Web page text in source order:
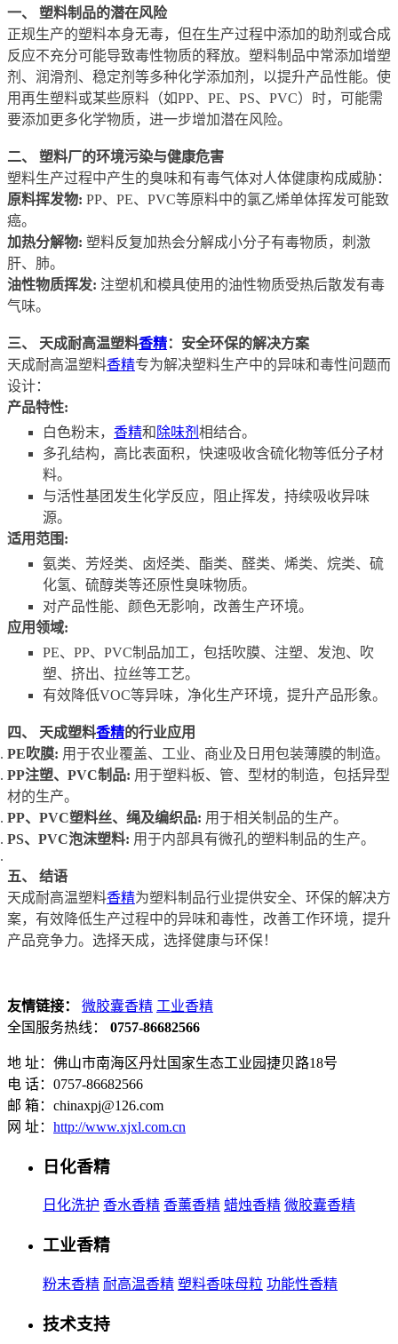
一、 塑料制品的潜在风险
正规生产的塑料本身无毒，但在生产过程中添加的助剂或合成
反应不充分可能导致毒性物质的释放。塑料制品中常添加增塑
剂、润滑剂、稳定剂等多种化学添加剂，以提升产品性能。使
用再生塑料或某些原料（如PP、PE、PS、PVC）时，可能需
要添加更多化学物质，进一步增加潜在风险。
二、 塑料厂的环境污染与健康危害
塑料生产过程中产生的臭味和有毒气体对人体健康构成威胁：
原料挥发物: PP、PE、PVC等原料中的氯乙烯单体挥发可能致
癌。
加热分解物: 塑料反复加热会分解成小分子有毒物质，刺激
肝、肺。
油性物质挥发: 注塑机和模具使用的油性物质受热后散发有毒
气味。
三、 天成耐高温塑料香精：安全环保的解决方案
天成耐高温塑料香精专为解决塑料生产中的异味和毒性问题而
设计：
产品特性:
白色粉末， 香精和 除味剂 相结合。
多孔结构，高比表面积，快速吸收含硫化物等低分子材
料。
与活性基团发生化学反应，阻止挥发，持续吸收异味
源。
适用范围:
氨类、芳烃类、卤烃类、酯类、醛类、烯类、烷类、硫
化氢、硫醇类等还原性臭味物质。
对产品性能、颜色无影响，改善生产环境。
应用领域:
PE、PP、PVC制品加工，包括吹膜、注塑、发泡、吹
塑、挤出、拉丝等工艺。
有效降低VOC等异味，净化生产环境，提升产品形象。
四、 天成塑料香精的行业应用
PE吹膜: 用于农业覆盖、工业、商业及日用包装薄膜的制造。
PP注塑、PVC制品: 用于塑料板、管、型材的制造，包括异型
材的生产。
PP、PVC塑料丝、绳及编织品: 用于相关制品的生产。
PS、PVC泡沫塑料: 用于内部具有微孔的塑料制品的生产。
五、 结语
天成耐高温塑料香精为塑料制品行业提供安全、环保的解决方
案，有效降低生产过程中的异味和毒性，改善工作环境，提升
产品竞争力。选择天成，选择健康与环保！
友情链接： 微胶囊香精 工业香精
全国服务热线： 0757-86682566
地 址：佛山市南海区丹灶国家生态工业园捷贝路18号
电 话：0757-86682566
邮 箱：chinaxpj@126.com
网 址： http://www.xjxl.com.cn
日化香精
日化洗护 香水香精 香薰香精 蜡烛香精 微胶囊香精
工业香精
粉末香精 耐高温香精 塑料香味母粒 功能性香精
技术支持